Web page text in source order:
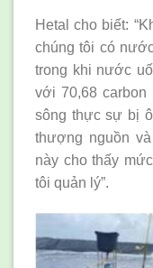
Hetal cho biết:
chúng tôi có
trong khi nước
với 70,68 carbon
sông thực sự bị
thượng nguồn
này cho thấy
tôi quản lý”.